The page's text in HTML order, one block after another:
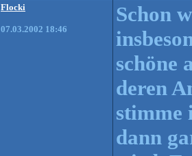
Flocki
07.03.2002 18:46
Schon
schöne
deren
stimme
dann